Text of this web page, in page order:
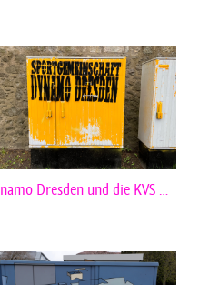
Dresden und die KVS …